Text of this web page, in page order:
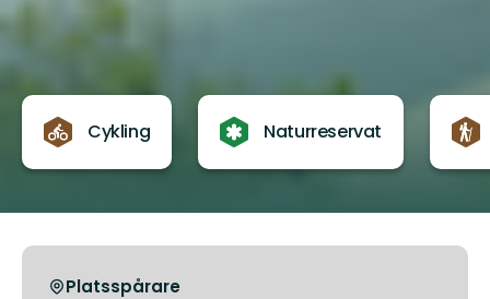
Cykling Naturreservat
Platsspårare